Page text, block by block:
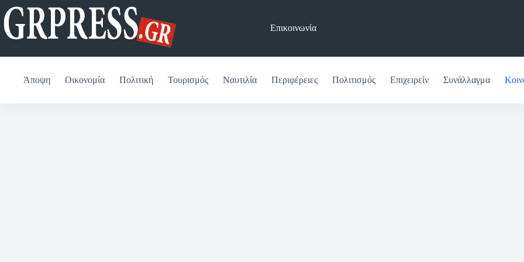
Μετάβαση
στο
περιεχόμενο
Επικοινωνία
Άποψη Οικονομία Πολιτική Τουρισμός Ναυτιλία Περιφέρειες Πολιτισμός Επιχειρείν Συνάλλαγμα